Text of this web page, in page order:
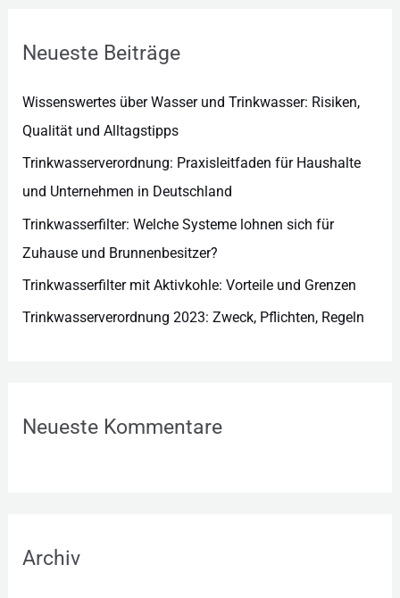
Neueste Beiträge
Wissenswertes über Wasser und Trinkwasser: Risiken,
Qualität und Alltagstipps
Trinkwasserverordnung: Praxisleitfaden für Haushalte
und Unternehmen in Deutschland
Trinkwasserfilter: Welche Systeme lohnen sich für
Zuhause und Brunnenbesitzer?
Trinkwasserfilter mit Aktivkohle: Vorteile und Grenzen
Trinkwasserverordnung 2023: Zweck, Pflichten, Regeln
Neueste Kommentare
Archiv
r
e
n